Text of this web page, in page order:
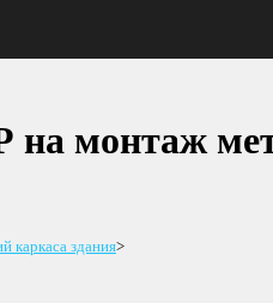
монтаж
каркаса здания>